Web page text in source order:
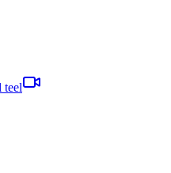
teel